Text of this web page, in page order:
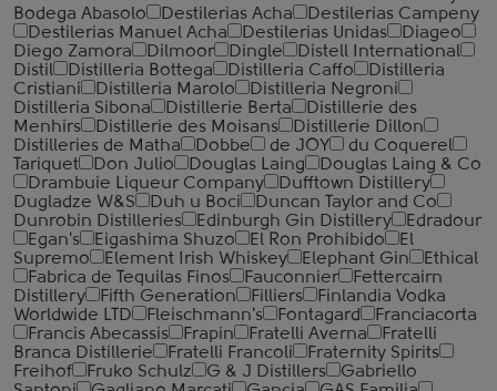
Bodega Abasolo
Destilerias Acha
Destilerias Campeny
Destilerias Manuel Acha
Destilerias Unidas
Diageo
Diego Zamora
Dilmoor Dingle
Distell International
Distil
Distilleria Bottega Distilleria Caffo
Distilleria
Cristiani
Distilleria Marolo
Distilleria Negroni
Distilleria Sibona
Distillerie Berta
Distillerie des
Menhirs
Distillerie des Moisans
Distillerie Dillon
Distilleries de Matha
Dobbe de JOY
du Coquerel
Tariquet
Don Julio Douglas Laing
Douglas Laing & Co
Drambuie Liqueur Company
Dufftown Distillery
Dugladze W&S
Duh u Boci
Duncan Taylor and Co
Dunrobin Distilleries
Edinburgh Gin Distillery
Edradour
Egan's
Eigashima Shuzo El Ron Prohibido
El
Supremo
Element Irish Whiskey Elephant Gin
Ethical
Fabrica de Tequilas Finos
Fauconnier
Fettercairn
Distillery
Fifth Generation Filliers
Finlandia Vodka
Worldwide LTD
Fleischmann's Fontagard
Franciacorta
Francis Abecassis
Frapin Fratelli Averna
Fratelli
Branca Distillerie
Fratelli ‎Francoli
Fraternity Spirits
Freihof
Fruko Schulz G & J Distillers
Gabriello